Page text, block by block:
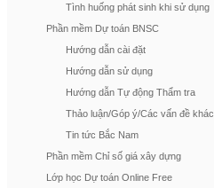
Tình huống phát sinh khi sử dụng
Phần mềm Dự toán BNSC
Hướng dẫn cài đặt
Hướng dẫn sử dụng
Hướng dẫn Tự động Thẩm tra
Thảo luận/Góp ý/Các vấn đề khác
Tin tức Bắc Nam
Phần mềm Chỉ số giá xây dựng
Lớp học Dự toán Online Free